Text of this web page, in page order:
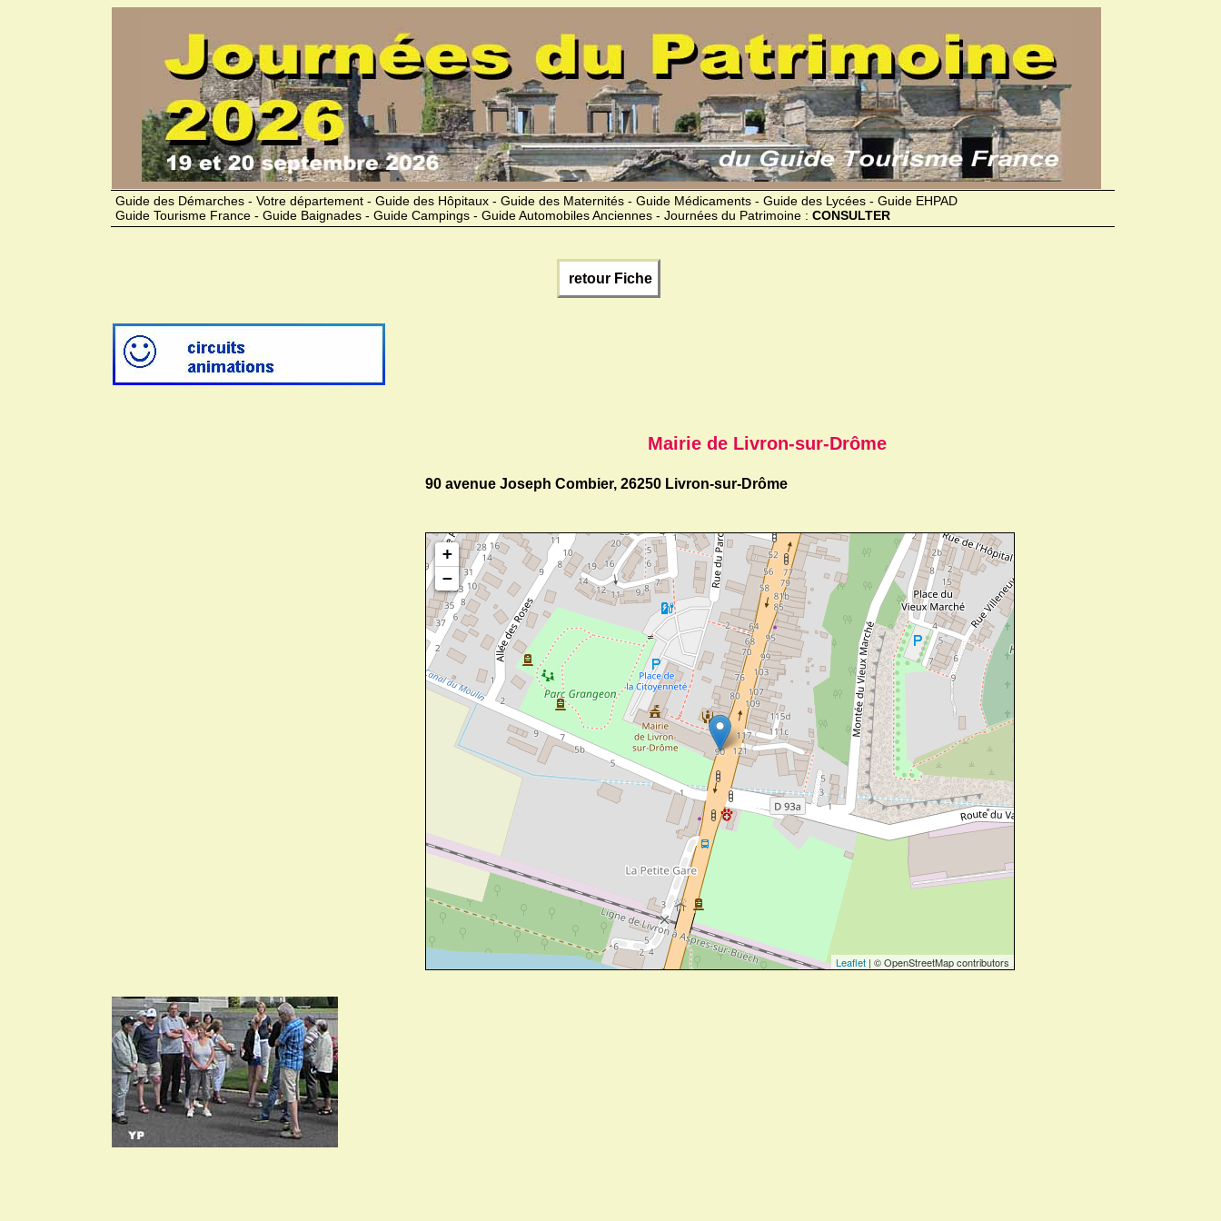
Guide des Démarches - Votre département - Guide des Hôpitaux - Guide des Maternités - Guide Médicaments - Guide des Lycées - Guide EHPAD
Guide Tourisme France - Guide Baignades - Guide Campings - Guide Automobiles Anciennes - Journées du Patrimoine : CONSULTER
retour Fiche
Mairie de Livron-sur-Drôme
90 avenue Joseph Combier, 26250 Livron-sur-Drôme
+
−
Leaflet| © OpenStreetMap contributors